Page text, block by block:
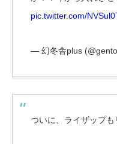
pic.twitter.com/
— 幻冬舎plus
ついに、ライザップ